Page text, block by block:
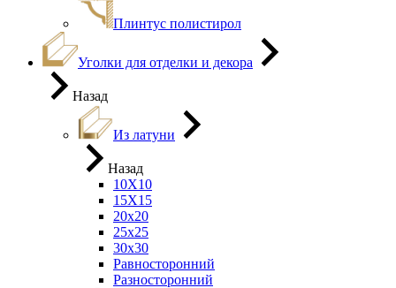
Плинтус полистирол
Уголки для отделки и декора
Назад
Из латуни
Назад
10Х10
15Х15
20х20
25х25
30х30
Равносторонний
Разносторонний